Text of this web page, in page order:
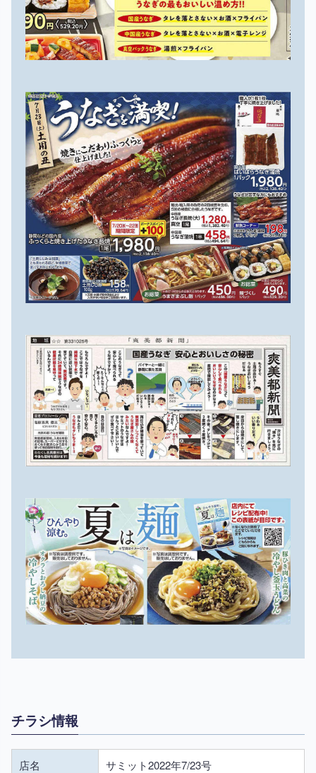
チラシ情報
店名 サミット2022年7/23号